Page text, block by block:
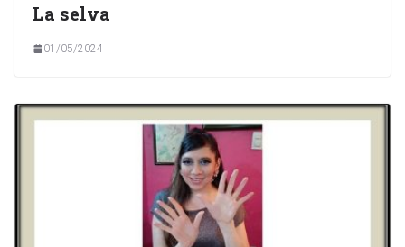
La selva
01/05/2024